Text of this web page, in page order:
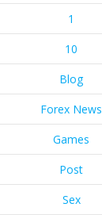
1
10
Blog
Forex News
Games
Post
Sex